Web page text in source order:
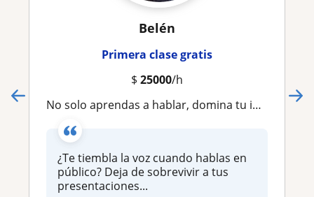
Belén
Primera clase gratis
$ 25000/h
No solo aprendas a hablar, domina tu instrumento: Oratoria con enfoque clínico y profesional
¿Te tiembla la voz cuando hablas en
público? Deja de sobrevivir a tus
presentaciones...